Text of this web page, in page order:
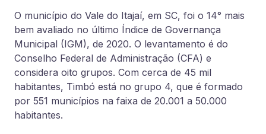
O município do Vale do Itajaí, em SC, foi o 14° mais
bem avaliado no último Índice de Governança
Municipal (IGM), de 2020. O levantamento é do
Conselho Federal de Administração (CFA) e
considera oito grupos. Com cerca de 45 mil
habitantes, Timbó está no grupo 4, que é formado
por 551 municípios na faixa de 20.001 a 50.000
habitantes.